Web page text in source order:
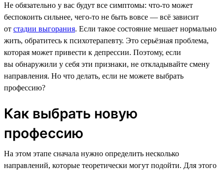
Не обязательно у вас будут все симптомы: что-то может
беспокоить сильнее, чего-то не быть вовсе — всё зависит
от стадии выгорания. Если такое состояние мешает нормально
жить, обратитесь к психотерапевту. Это серьёзная проблема,
которая может привести к депрессии. Поэтому, если
вы обнаружили у себя эти признаки, не откладывайте смену
направления. Но что делать, если не можете выбрать
профессию?
Как выбрать новую
профессию
На этом этапе сначала нужно определить несколько
направлений, которые теоретически могут подойти. Для этого